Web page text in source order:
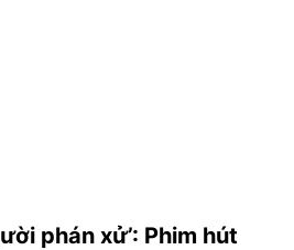
phán xử’: Phim hút